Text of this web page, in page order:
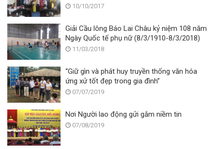
10/10/2017
Giải Cầu lông Báo Lai Châu kỷ niệm 108 năm
Ngày Quốc tế phụ nữ (8/3/1910-8/3/2018)
11/03/2018
“Giữ gìn và phát huy truyền thống văn hóa
ứng xử tốt đẹp trong gia đình”
07/07/2019
Nơi Người lao động gửi gắm niềm tin
07/08/2019